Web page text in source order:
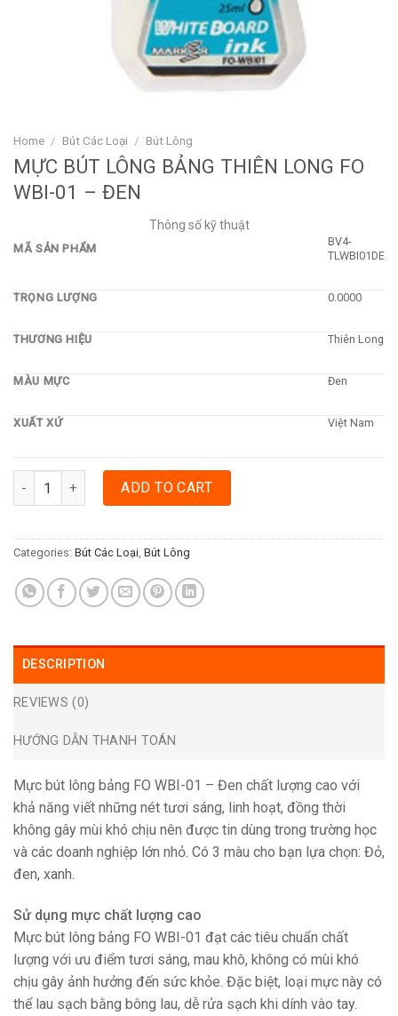
Home / Bút Các Loại / Bút Lông
MỰC BÚT LÔNG BẢNG THIÊN LONG FO
WBI-01 – ĐEN
Thông số kỹ thuật
MÃ SẢN PHẨM
BV4-
TLWBI01DE
TRỌNG LƯỢNG 0.0000
THƯƠNG HIỆU Thiên Long
MÀU MỰC Đen
XUẤT XỨ Việt Nam
MỰC BÚT LÔNG BẢNG THIÊN LONG FO WBI-01 - ĐEN quantity
ADD TO CART
Categories: Bút Các Loại Bút Lông
DESCRIPTION
REVIEWS (0)
HƯỚNG DẪN THANH TOÁN
Mực bút lông bảng FO WBI-01 – Đen chất lượng cao với
khả năng viết những nét tươi sáng, linh hoạt, đồng thời
không gây mùi khó chịu nên được tin dùng trong trường học
và các doanh nghiệp lớn nhỏ. Có 3 màu cho bạn lựa chọn: Đỏ,
đen, xanh.
Sử dụng mực chất lượng cao
Mực bút lông bảng FO WBI-01 đạt các tiêu chuẩn chất
lượng với ưu điểm tươi sáng, mau khô, không có mùi khó
chịu gây ảnh hưởng đến sức khỏe. Đặc biệt, loại mực này có
thể lau sạch bằng bông lau, dễ rửa sạch khi dính vào tay.